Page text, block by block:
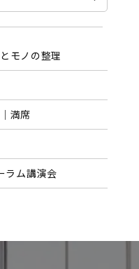
モノの整理
満席
ラム講演会